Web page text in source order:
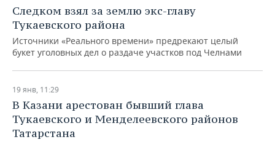
Следком взял за землю экс-главу
Тукаевского района
Источники «Реального времени» предрекают целый
букет уголовных дел о раздаче участков под Челнами
19 янв, 11:29
В Казани арестован бывший глава
Тукаевского и Менделеевского районов
Татарстана